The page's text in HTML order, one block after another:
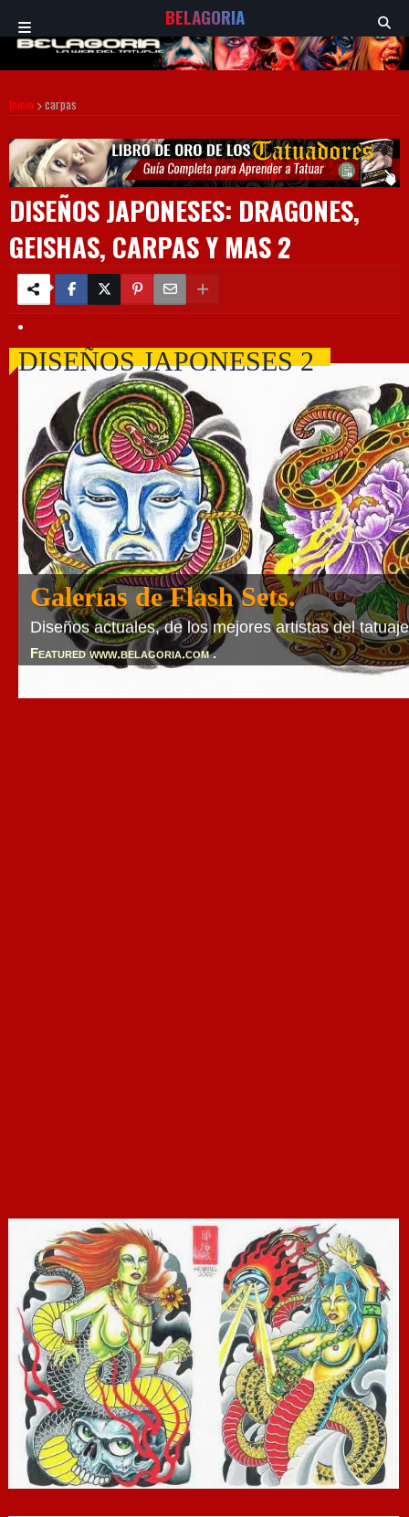
BELAGORIA
Inicio carpas
DISEÑOS JAPONESES: DRAGONES,
GEISHAS, CARPAS Y MAS 2
Galerías de Flash Sets.
Diseños actuales, de los mejores artistas del
Featured www.belagoria.com .
DISEÑOS JAPONESES 2
Galerías de Flash Sets.
Diseños actuales, de los mejores artistas del
Featured www.belagoria.com .